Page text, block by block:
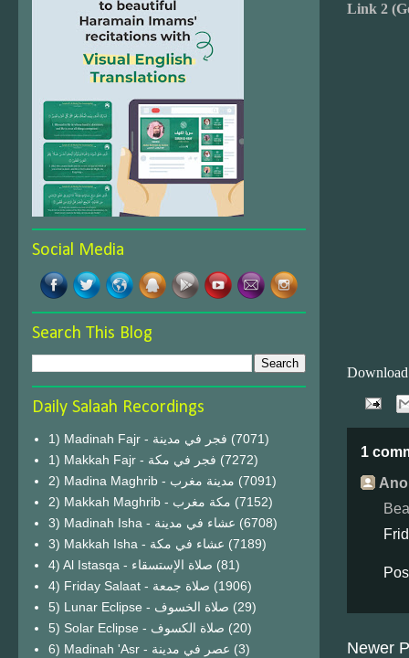
Link 2
1
Newer
Social Media
Search This Blog
Daily Salaah Recordings
1) Madinah Fajr - فجر في مدينة (7071)
1) Makkah Fajr - فجر في مكة (7272)
2) Madina Maghrib - مدينة مغرب (7091)
2) Makkah Maghrib - مكة مغرب (7152)
3) Madinah Isha - عشاء في مدينة (6708)
3) Makkah Isha - عشاء في مكة (7189)
4) Al Istasqa - صلاة الإستسقاء (81)
4) Friday Salaat - صلاة جمعة (1906)
5) Lunar Eclipse - صلاة الخسوف (29)
(20)
6) Madinah 'Asr - عصر في مدينة (3)